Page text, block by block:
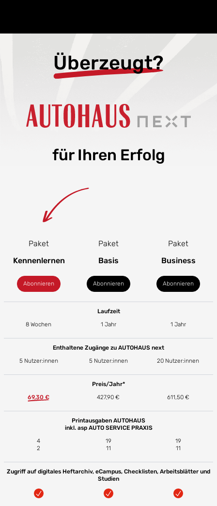
Überzeugt?
für Ihren Erfolg
Paket
Kennenlernen
Abonnieren
Paket
Basis
Abonnieren
Paket
Business
Abonnieren
Laufzeit
8 Wochen
1 Jahr 1 Jahr
Enthaltene Zugänge zu AUTOHAUS next
5 Nutzer:innen
5 Nutzer:innen 20 Nutzer:innen
Preis/Jahr*
69,30 €
427,90 € 611,50 €
Printausgaben AUTOHAUS
inkl. asp AUTO SERVICE PRAXIS
4
2
19
11
19
11
Zugriff auf digitales Heftarchiv, eCampus, Checklisten, Arbeitsblätter und
Studien